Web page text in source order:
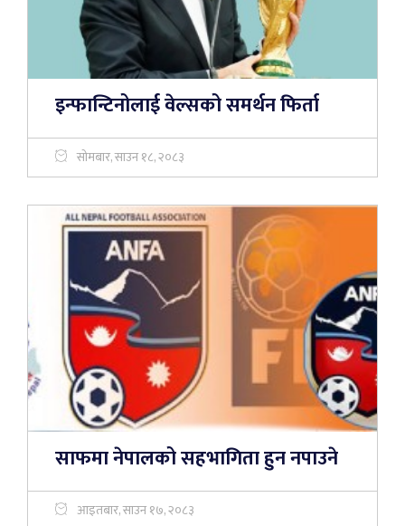
इन्फान्टिनोलाई वेल्सको समर्थन फिर्ता
सोमबार, साउन १८, २०८३
साफमा नेपालको सहभागिता हुन नपाउने
आइतबार, साउन १७, २०८३